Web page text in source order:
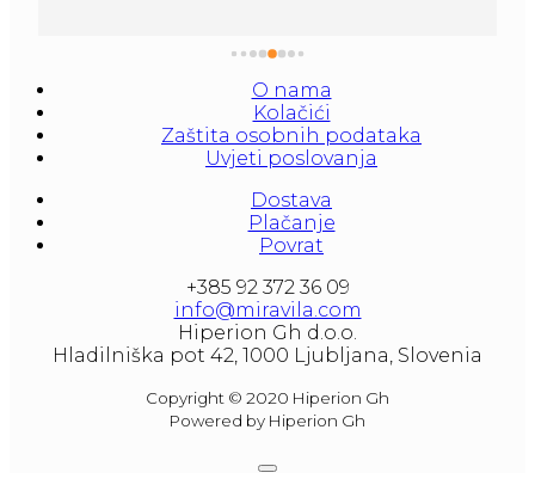
O nama
Kolačići
Zaštita osobnih podataka
Uvjeti poslovanja
Dostava
Plačanje
Povrat
+385 92 372 36 09
info@miravila.com
Hiperion Gh d.o.o.
Hladilniška pot 42, 1000 Ljubljana, Slovenia
Copyright © 2020 Hiperion Gh
Powered by Hiperion Gh